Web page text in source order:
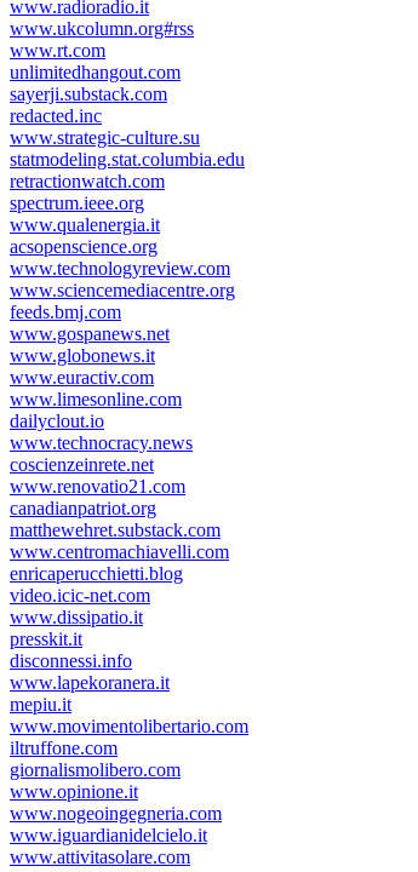
www.radioradio.it
www.ukcolumn.org#rss
www.rt.com
unlimitedhangout.com
sayerji.substack.com
redacted.inc
www.strategic-culture.su
statmodeling.stat.columbia.edu
retractionwatch.com
spectrum.ieee.org
www.qualenergia.it
acsopenscience.org
www.technologyreview.com
www.sciencemediacentre.org
feeds.bmj.com
www.gospanews.net
www.globonews.it
www.euractiv.com
www.limesonline.com
dailyclout.io
www.technocracy.news
coscienzeinrete.net
www.renovatio21.com
canadianpatriot.org
matthewehret.substack.com
www.centromachiavelli.com
enricaperucchietti.blog
video.icic-net.com
www.dissipatio.it
presskit.it
disconnessi.info
www.lapekoranera.it
mepiu.it
www.movimentolibertario.com
iltruffone.com
giornalismolibero.com
www.opinione.it
www.nogeoingegneria.com
www.iguardianidelcielo.it
www.attivitasolare.com